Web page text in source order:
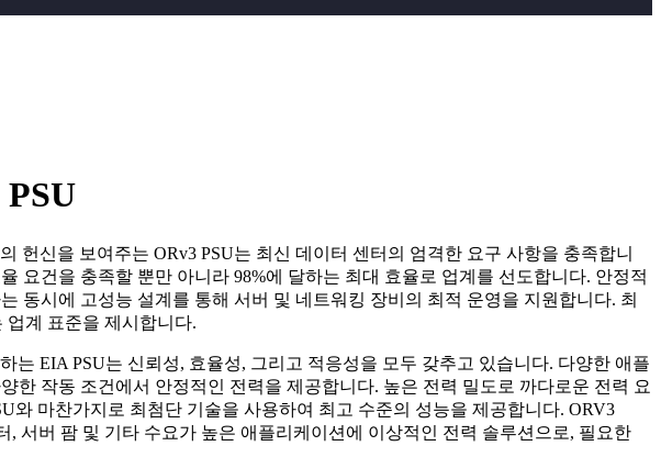
헌신을 보여주는 ORv3 PSU는 최신 데이터 센터의 엄격한 요구 사항을 충족합니
요건을 충족할 뿐만 아니라 98%에 달하는 최대 효율로 업계를 선도합니다. 안정적
동시에 고성능 설계를 통해 서버 및 네트워킹 장비의 최적 운영을 지원합니다. 최
업계 표준을 제시합니다.
는 EIA PSU는 신뢰성, 효율성, 그리고 적응성을 모두 갖추고 있습니다. 다양한 애플
한 작동 조건에서 안정적인 전력을 제공합니다. 높은 전력 밀도로 까다로운 전력 요
와 마찬가지로 최첨단 기술을 사용하여 최고 수준의 성능을 제공합니다. ORV3
, 서버 팜 및 기타 수요가 높은 애플리케이션에 이상적인 전력 솔루션으로, 필요한